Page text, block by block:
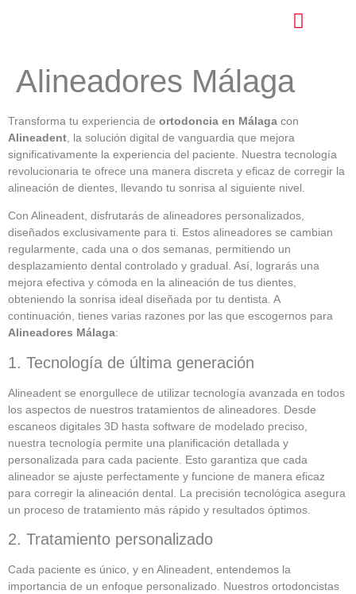
Alineadores Málaga
Transforma tu experiencia de ortodoncia en Málaga con
Alineadent , la solución digital de vanguardia que mejora
significativamente la experiencia del paciente. Nuestra tecnología
revolucionaria te ofrece una manera discreta y eficaz de corregir la
alineación de dientes, llevando tu sonrisa al siguiente nivel.
Con Alineadent, disfrutarás de alineadores personalizados,
diseñados exclusivamente para ti. Estos alineadores se cambian
regularmente, cada una o dos semanas, permitiendo un
desplazamiento dental controlado y gradual. Así, lograrás una
mejora efectiva y cómoda en la alineación de tus dientes,
obteniendo la sonrisa ideal diseñada por tu dentista. A
continuación, tienes varias razones por las que escogernos para
Alineadores Málaga:
1. Tecnología de última generación
Alineadent se enorgullece de utilizar tecnología avanzada en todos
los aspectos de nuestros tratamientos de alineadores. Desde
escaneos digitales 3D hasta software de modelado preciso,
nuestra tecnología permite una planificación detallada y
personalizada para cada paciente. Esto garantiza que cada
alineador se ajuste perfectamente y funcione de manera eficaz
para corregir la alineación dental. La precisión tecnológica asegura
un proceso de tratamiento más rápido y resultados óptimos.
2. Tratamiento personalizado
Cada paciente es único, y en Alineadent, entendemos la
importancia de un enfoque personalizado. Nuestros ortodoncistas